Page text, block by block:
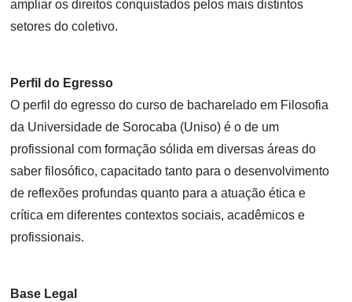
ampliar os direitos conquistados pelos mais distintos
setores do coletivo.
Perfil do Egresso
O perfil do egresso do curso de bacharelado em Filosofia
da Universidade de Sorocaba (Uniso) é o de um
profissional com formação sólida em diversas áreas do
saber filosófico, capacitado tanto para o desenvolvimento
de reflexões profundas quanto para a atuação ética e
crítica em diferentes contextos sociais, acadêmicos e
profissionais.
Base Legal